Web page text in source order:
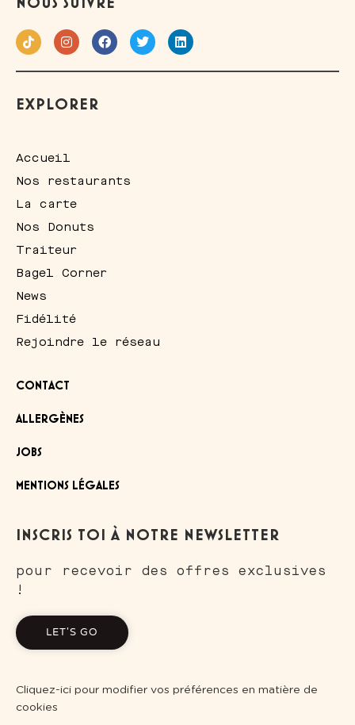
NOUS SUIVRE
EXPLORER
Accueil
Nos restaurants
La carte
Nos Donuts
Traiteur
Bagel Corner
News
Fidélité
Rejoindre le réseau
CONTACT
ALLERGÈNES
JOBS
MENTIONS LÉGALES
INSCRIS TOI À NOTRE NEWSLETTER
pour recevoir des offres exclusives
!
LET'S GO
Cliquez-ici pour modifier vos préférences en matière de
cookies